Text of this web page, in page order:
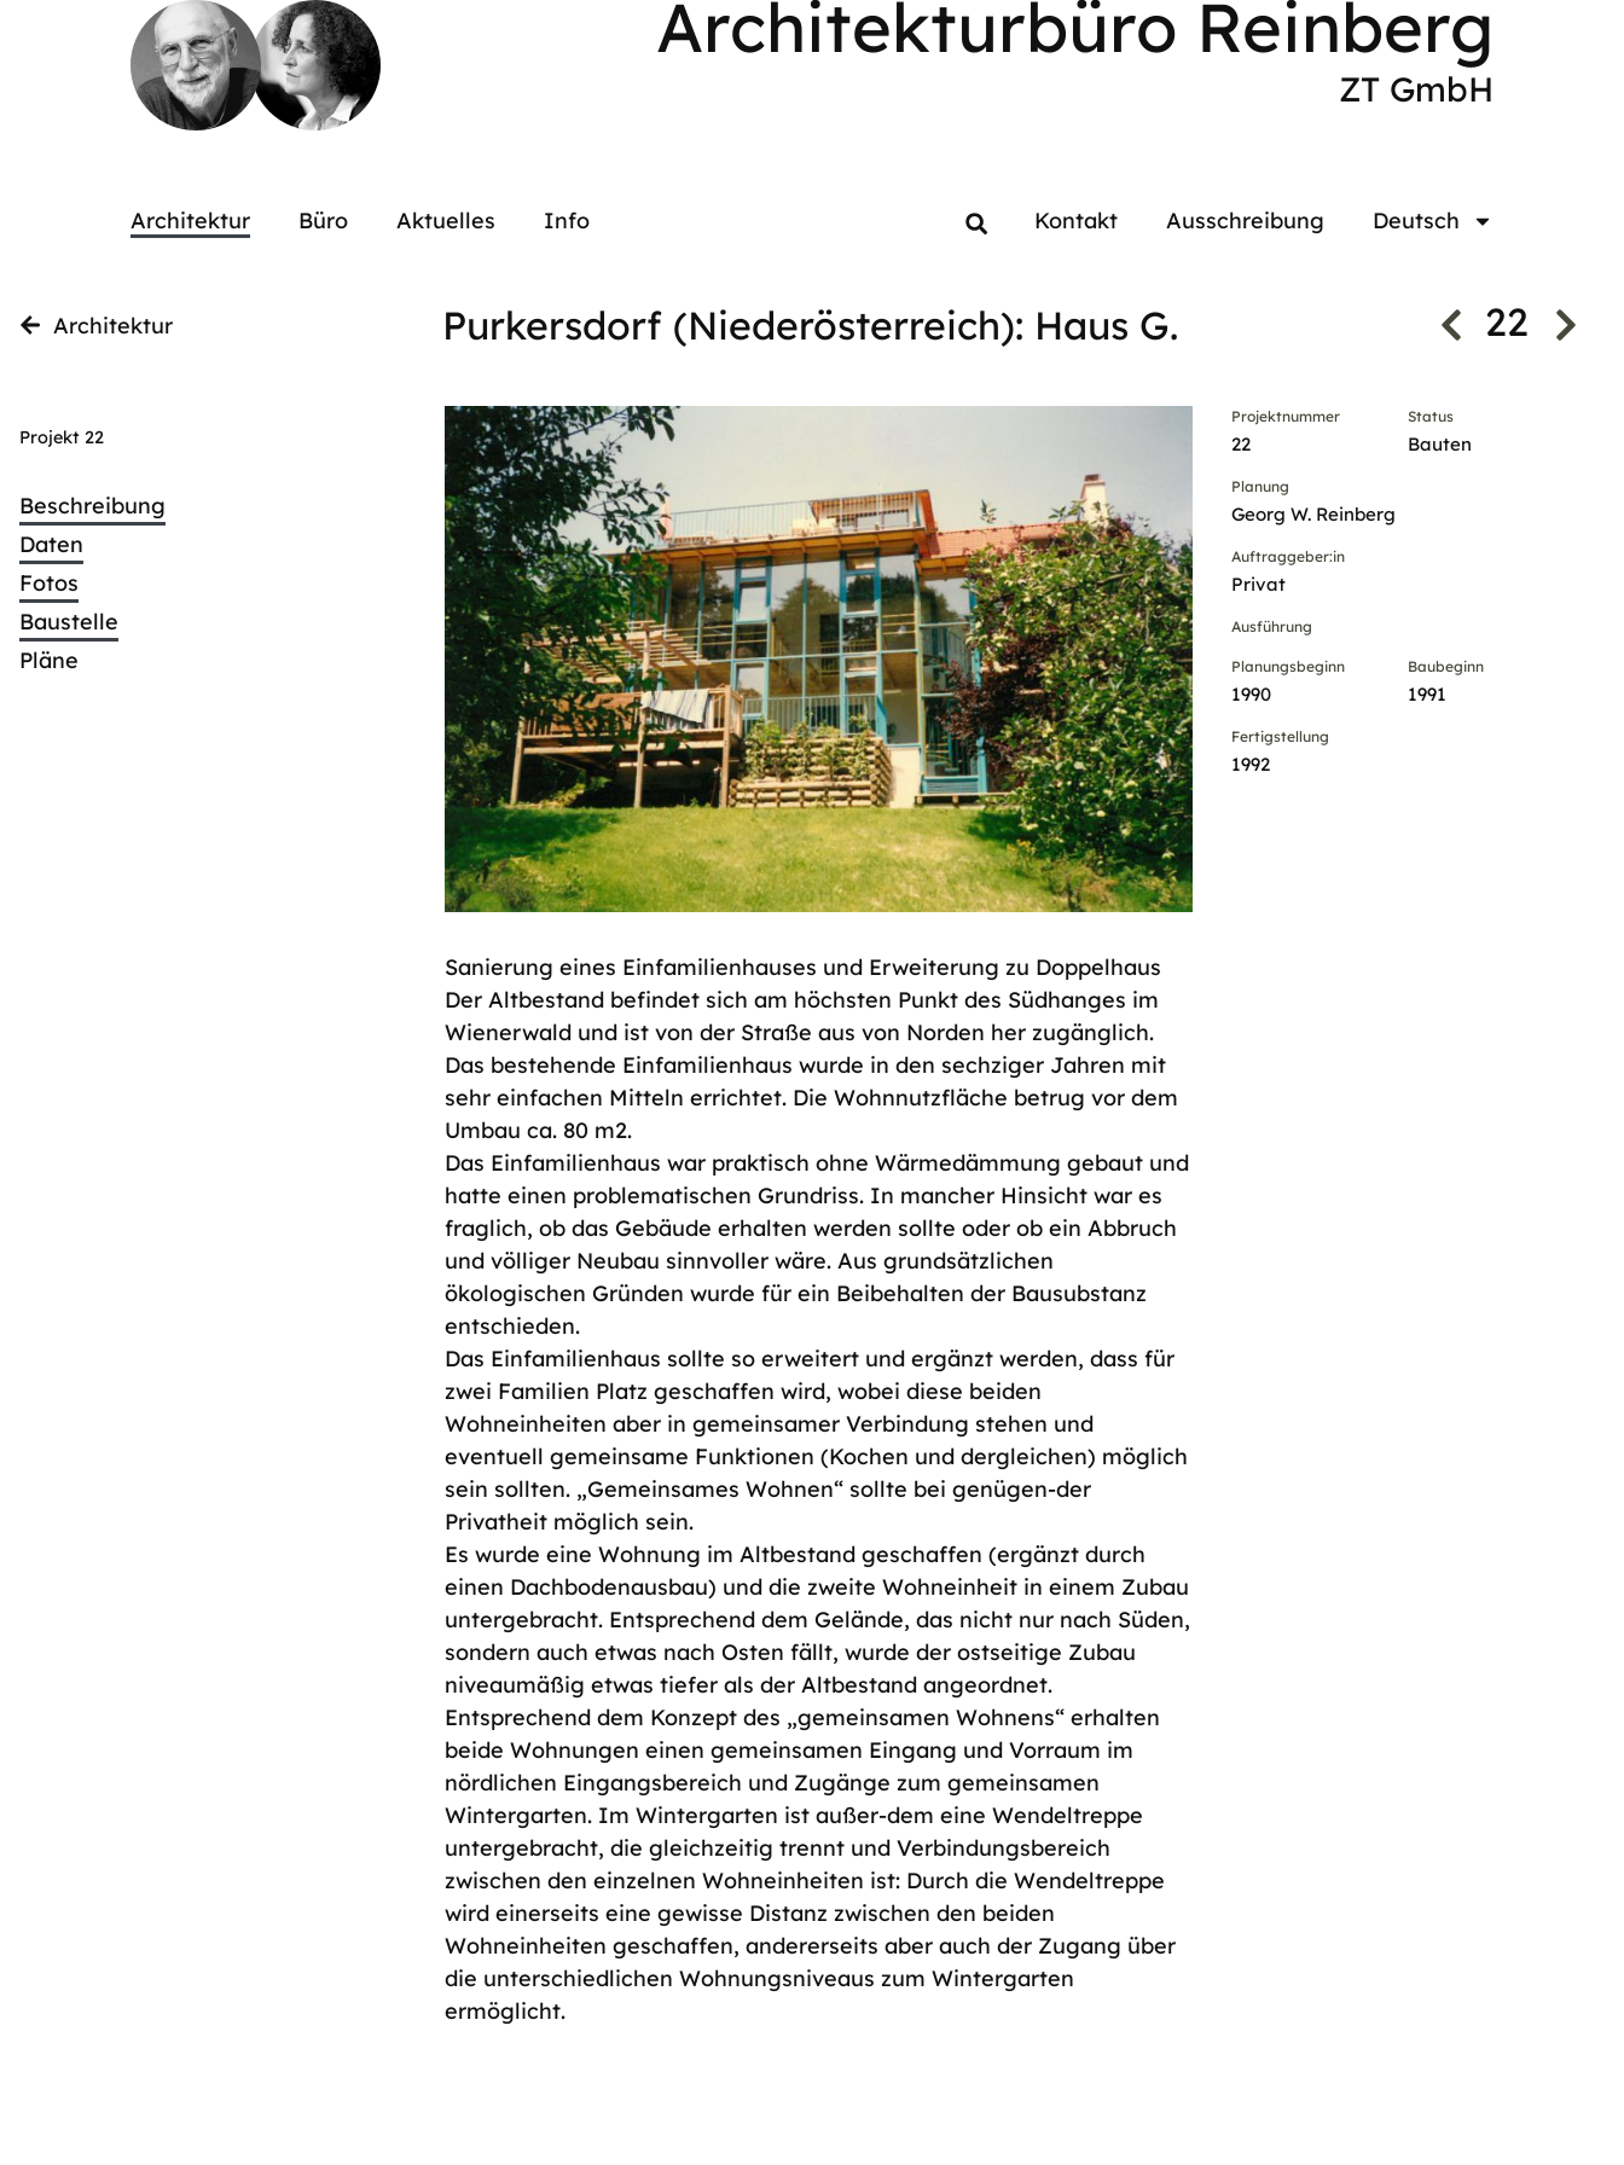
Architekturbüro Reinberg
ZT GmbH
Architektur Büro Aktuelles Info Kontakt Ausschreibung Deutsch
Architektur Purkersdorf (Niederösterreich): Haus G. 22
Projekt 22
Beschreibung
Daten
Fotos
Baustelle
Pläne
Sanierung eines Einfamilienhauses und Erweiterung zu Doppelhaus
Der Altbestand befindet sich am höchsten Punkt des Südhanges im
Wienerwald und ist von der Straße aus von Norden her zugänglich.
Das bestehende Einfamilienhaus wurde in den sechziger Jahren mit
sehr einfachen Mitteln errichtet. Die Wohnnutzfläche betrug vor dem
Umbau ca. 80 m2.
Das Einfamilienhaus war praktisch ohne Wärmedämmung gebaut und
hatte einen problematischen Grundriss. In mancher Hinsicht war es
fraglich, ob das Gebäude erhalten werden sollte oder ob ein Abbruch
und völliger Neubau sinnvoller wäre. Aus grundsätzlichen
ökologischen Gründen wurde für ein Beibehalten der Bausubstanz
entschieden.
Das Einfamilienhaus sollte so erweitert und ergänzt werden, dass für
zwei Familien Platz geschaffen wird, wobei diese beiden
Wohneinheiten aber in gemeinsamer Verbindung stehen und
eventuell gemeinsame Funktionen (Kochen und dergleichen) möglich
sein sollten. „Gemeinsames Wohnen“ sollte bei genügen-der
Privatheit möglich sein.
Es wurde eine Wohnung im Altbestand geschaffen (ergänzt durch
einen Dachbodenausbau) und die zweite Wohneinheit in einem Zubau
untergebracht. Entsprechend dem Gelände, das nicht nur nach Süden,
sondern auch etwas nach Osten fällt, wurde der ostseitige Zubau
niveaumäßig etwas tiefer als der Altbestand angeordnet.
Entsprechend dem Konzept des „gemeinsamen Wohnens“ erhalten
beide Wohnungen einen gemeinsamen Eingang und Vorraum im
nördlichen Eingangsbereich und Zugänge zum gemeinsamen
Wintergarten. Im Wintergarten ist außer-dem eine Wendeltreppe
untergebracht, die gleichzeitig trennt und Verbindungsbereich
zwischen den einzelnen Wohneinheiten ist: Durch die Wendeltreppe
wird einerseits eine gewisse Distanz zwischen den beiden
Wohneinheiten geschaffen, andererseits aber auch der Zugang über
die unterschiedlichen Wohnungsniveaus zum Wintergarten
ermöglicht.
Projektnummer
22
Status
Bauten
Planung
Georg W. Reinberg
Auftraggeber:in
Privat
Ausführung
Planungsbeginn
1990
Baubeginn
1991
Fertigstellung
1992